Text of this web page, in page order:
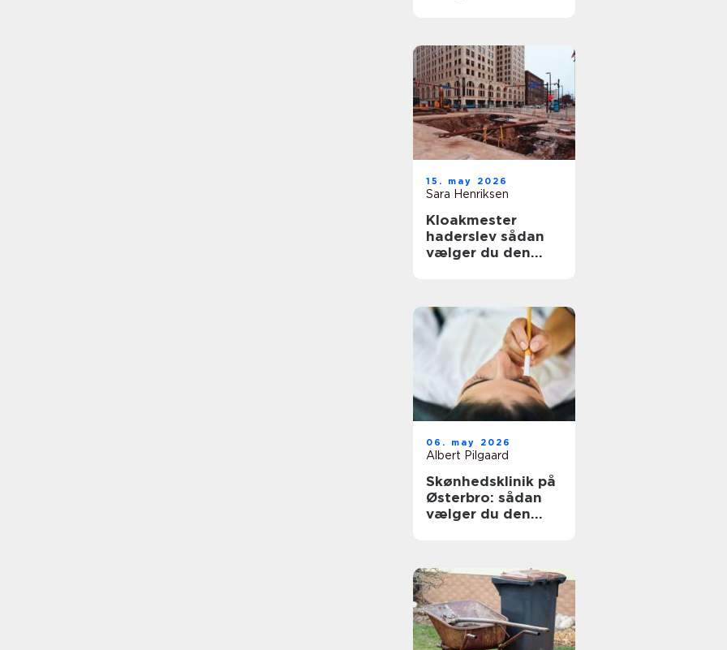
15. may 2026
Sara Henriksen
Kloakmester
haderslev sådan
vælger du den
06. may 2026
Albert Pilgaard
Skønhedsklinik på
Østerbro: sådan
vælger du den